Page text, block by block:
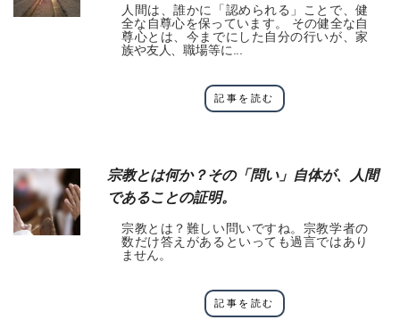
人間は、誰かに「認められる」ことで、健
全な自尊心を保っています。 その健全な自
尊心とは、今までにした自分の行いが、家
族や友人、職場等に...
記事を読む
宗教とは何か？その「問い」自体が、人間
であることの証明。
宗教とは？難しい問いですね。宗教学者の
数だけ答えがあるといっても過言ではあり
ません。
記事を読む